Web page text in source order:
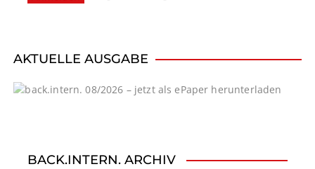
i
g
AKTUELLE AUSGABE
BACK.INTERN. ARCHIV